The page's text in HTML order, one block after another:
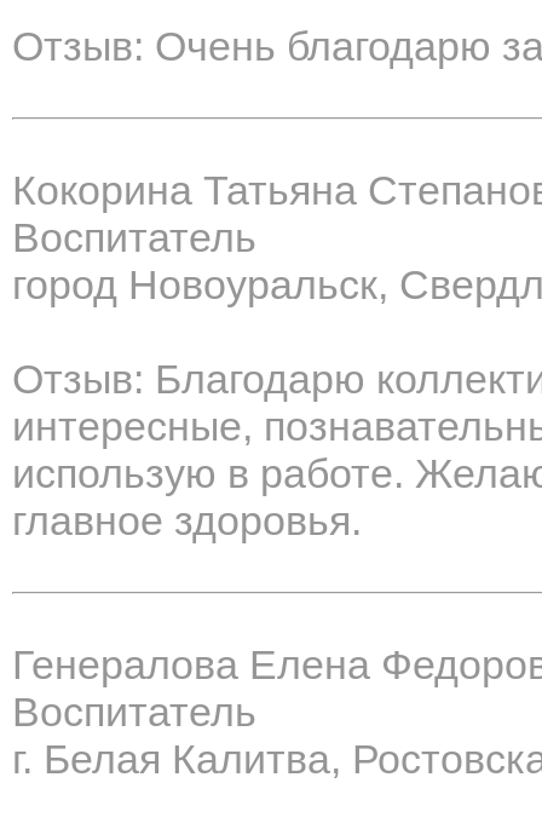
Отзыв: Очень благодарю
Кокорина Татьяна
Воспитатель
город Новоуральск,
Отзыв: Благодарю
интересные,
использую в работе.
главное здоровья.
Генералова Елена
Воспитатель
г. Белая Калитва,